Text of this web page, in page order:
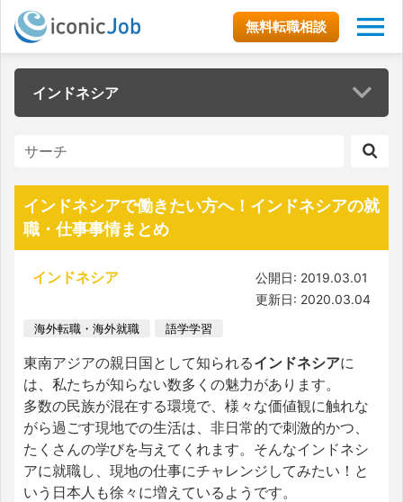
無料転職相談
インドネシア
インドネシアで働きたい方へ！インドネシアの就
職・仕事事情まとめ
インドネシア
公開日: 2019.03.01
更新日: 2020.03.04
海外転職・海外就職 語学学習
東南アジアの親日国として知られるインドネシアに
は、私たちが知らない数多くの魅力があります。
多数の民族が混在する環境で、様々な価値観に触れな
がら過ごす現地での生活は、非日常的で刺激的かつ、
たくさんの学びを与えてくれます。そんなインドネシ
アに就職し、現地の仕事にチャレンジしてみたい！と
いう日本人も徐々に増えているようです。